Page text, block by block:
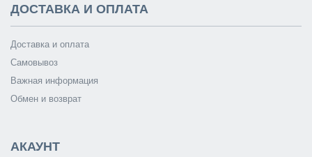
ДОСТАВКА И ОПЛАТА
Доставка и оплата
Самовывоз
Важная информация
Обмен и возврат
АКАУНТ